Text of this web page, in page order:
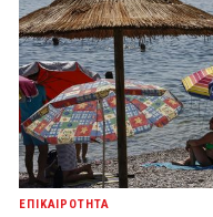
ΕΠΙΚΑΙΡΟΤΗΤΑ